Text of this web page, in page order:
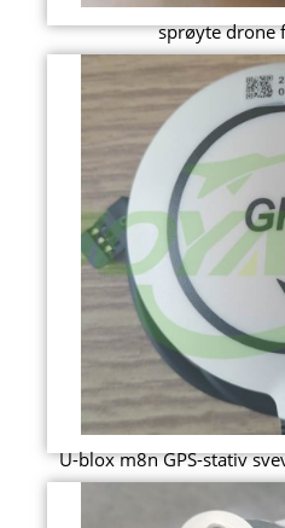
sprøyte drone
U-blox m8n GPS-stativ